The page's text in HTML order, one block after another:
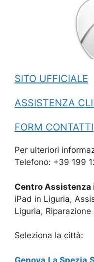
SITO UFFICIALE
ASSISTENZA
FORM CONTATTI
Per ulteriori
Telefono: +39 199
Centro Assistenza
iPad in Liguria,
Liguria,
Seleziona la città:
Genova La Spezia